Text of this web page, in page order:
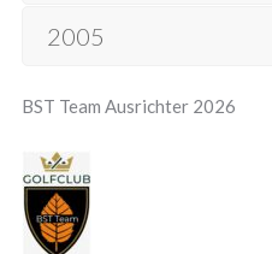
2005
BST Team Ausrichter 2026